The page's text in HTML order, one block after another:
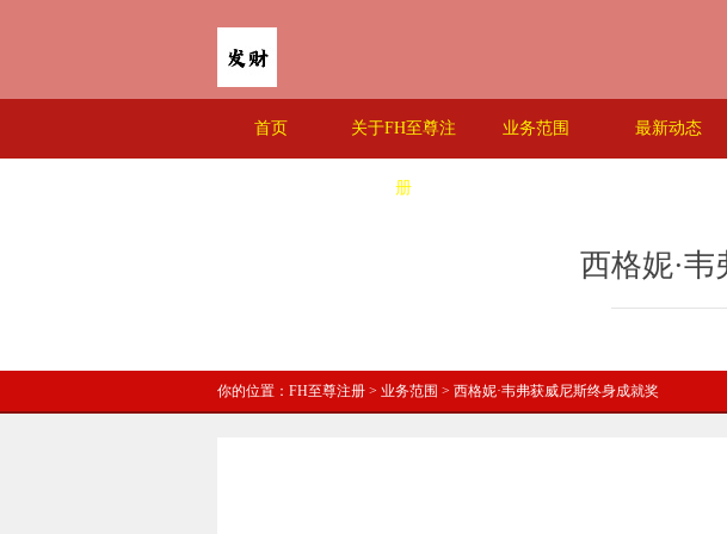
首页 关于FH至尊注
册
业务范围 最新动态
西格妮·
你的位置： FH至尊注册 > 业务范围 > 西格妮·韦弗获威尼斯终身成就奖